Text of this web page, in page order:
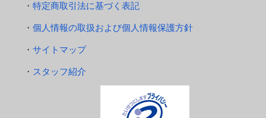
特定商取引法に基づく表記
個人情報の取扱および個人情報保護方針
サイトマップ
スタッフ紹介